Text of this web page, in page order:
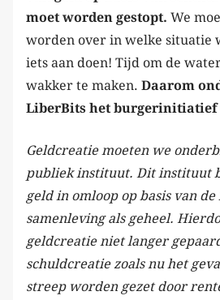
moet worden gestopt. We
worden over in welke situatie
iets aan doen! Tijd om de
wakker te maken. Daarom
LiberBits het burgerinitiatief
Geldcreatie moeten we
publiek instituut. Dit instituut
geld in omloop op basis van
samenleving als geheel.
geldcreatie niet langer
schuldcreatie zoals nu het
streep worden gezet door